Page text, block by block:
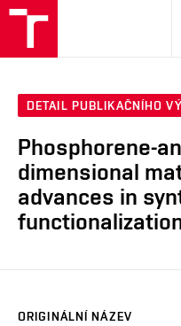
DETAIL PUBLIKAČNÍHO
Phosphorene-
dimensional
advances in
ORIGINÁLNÍ NÁZEV